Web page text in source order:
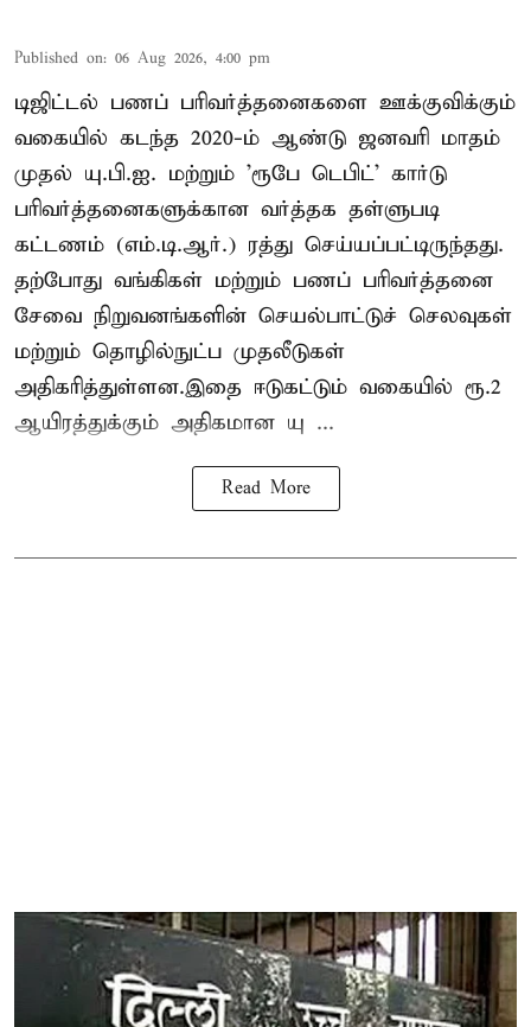
Published on: 06 Aug 2026, 4:00 pm
டிஜிட்டல் பணப் பரிவர்த்தனைகளை ஊக்குவிக்கும்
வகையில் கடந்த 2020-ம் ஆண்டு ஜனவரி மாதம்
முதல் யு.பி.ஐ. மற்றும் 'ரூபே டெபிட்' கார்டு
பரிவர்த்தனைகளுக்கான வர்த்தக தள்ளுபடி
கட்டணம் (எம்.டி.ஆர்.) ரத்து செய்யப்பட்டிருந்தது.
தற்போது வங்கிகள் மற்றும் பணப் பரிவர்த்தனை
சேவை நிறுவனங்களின் செயல்பாட்டுச் செலவுகள்
மற்றும் தொழில்நுட்ப முதலீடுகள்
அதிகரித்துள்ளன.இதை ஈடுகட்டும் வகையில் ரூ.2
ஆயிரத்துக்கும் அதிகமான யு ...
Read More